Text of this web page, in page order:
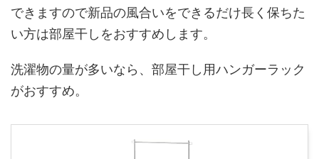
できますので新品の風合いをできるだけ長く保ちた
い方は部屋干しをおすすめします。
洗濯物の量が多いなら、部屋干し用ハンガーラック
がおすすめ。